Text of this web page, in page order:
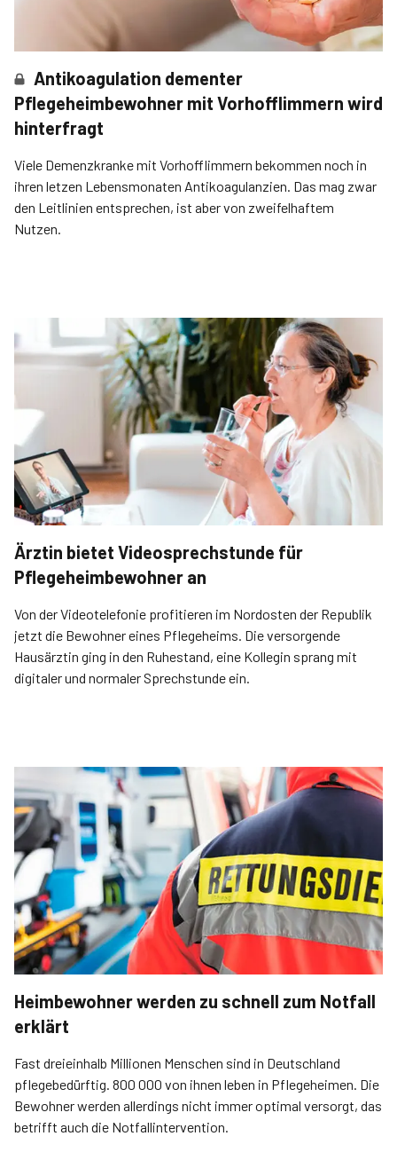
Antikoagulation dementer
Pflegeheimbewohner mit Vorhofflimmern wird
hinterfragt
Viele Demenzkranke mit Vorhofflimmern bekommen noch in
ihren letzen Lebensmonaten Antikoagulanzien. Das mag zwar
den Leitlinien entsprechen, ist aber von zweifelhaftem
Nutzen.
Ärztin bietet Videosprechstunde für
Pflegeheimbewohner an
Von der Videotelefonie profitieren im Nordosten der Republik
jetzt die Bewohner eines Pflegeheims. Die versorgende
Hausärztin ging in den Ruhestand, eine Kollegin sprang mit
digitaler und normaler Sprechstunde ein.
Heimbewohner werden zu schnell zum Notfall
erklärt
Fast dreieinhalb Millionen Menschen sind in Deutschland
pflegebedürftig. 800 000 von ihnen leben in Pflegeheimen. Die
Bewohner werden allerdings nicht immer optimal versorgt, das
betrifft auch die Notfallintervention.